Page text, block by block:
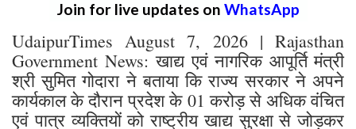
Join for live updates on WhatsApp
UdaipurTimes August 7, 2026 | Rajasthan
Government News: खाद्य एवं नागरिक आपूर्ति मंत्री
श्री सुमित गोदारा ने बताया कि राज्य सरकार ने अपने
कार्यकाल के दौरान प्रदेश के 01 करोड़ से अधिक वंचित
एवं पात्र व्यक्तियों को राष्ट्रीय खाद्य सुरक्षा से जोड़कर